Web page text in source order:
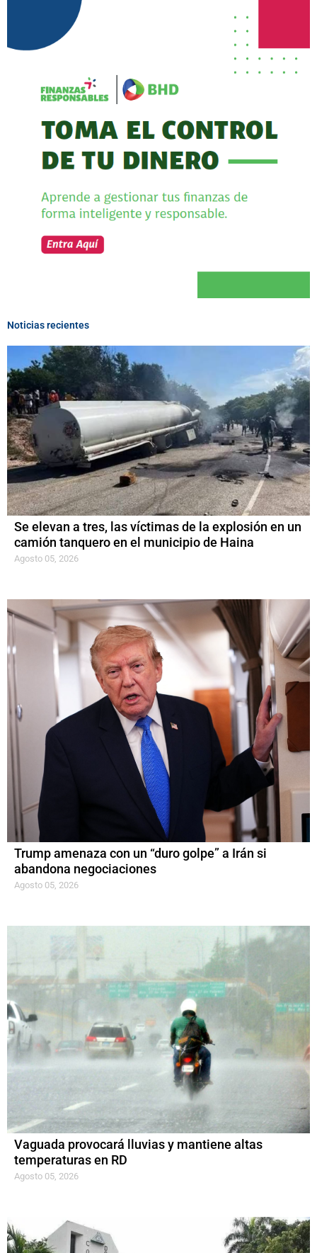
Noticias recientes
Se elevan a tres, las víctimas de la explosión en un
camión tanquero en el municipio de Haina
Agosto 05, 2026
Trump amenaza con un “duro golpe” a Irán si
abandona negociaciones
Agosto 05, 2026
Vaguada provocará lluvias y mantiene altas
temperaturas en RD
Agosto 05, 2026